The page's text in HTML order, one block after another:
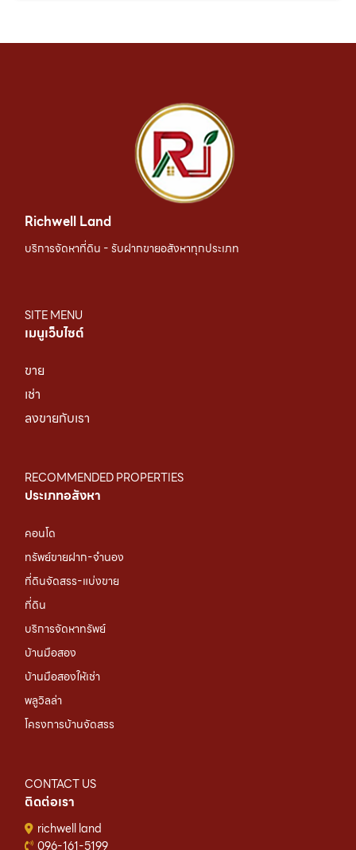
Richwell Land
บริการจัดหาที่ดิน - รับฝากขายอสังหาทุกประเภท
SITE MENU
เมนูเว็บไซต์
ขาย
เช่า
ลงขายกับเรา
RECOMMENDED PROPERTIES
ประเภทอสังหา
คอนโด
ทรัพย์ขายฝาก-จำนอง
ที่ดินจัดสรร-แบ่งขาย
ที่ดิน
บริการจัดหาทรัพย์
บ้านมือสอง
บ้านมือสองให้เช่า
พลูวิลล่า
โครงการบ้านจัดสรร
CONTACT US
ติดต่อเรา
richwell land
096-161-5199